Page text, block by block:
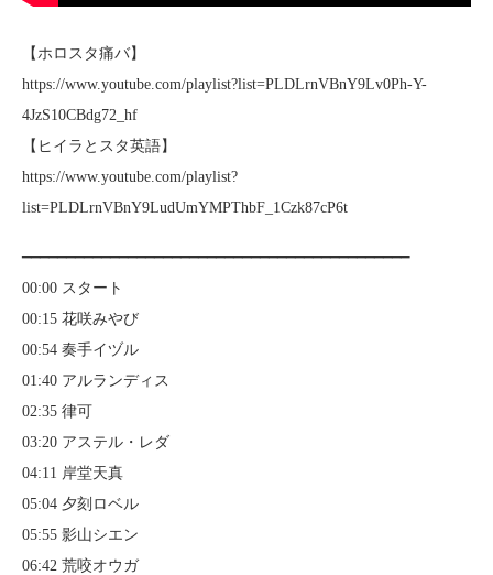
【ホロスタ痛バ】
https://www.youtube.com/playlist?list=PLDLrnVBnY9Lv0Ph-Y-
4JzS10CBdg72_hf
【ヒイラとスタ英語】
https://www.youtube.com/playlist?
list=PLDLrnVBnY9LudUmYMPThbF_1Czk87cP6t
━━━━━━━━━━━━━━━━━━━━━━━━━━━━━━━━━━━━━━━━━━━━
00:00 スタート
00:15 花咲みやび
00:54 奏手イヅル
01:40 アルランディス
02:35 律可
03:20 アステル・レダ
04:11 岸堂天真
05:04 夕刻ロベル
05:55 影山シエン
06:42 荒咬オウガ